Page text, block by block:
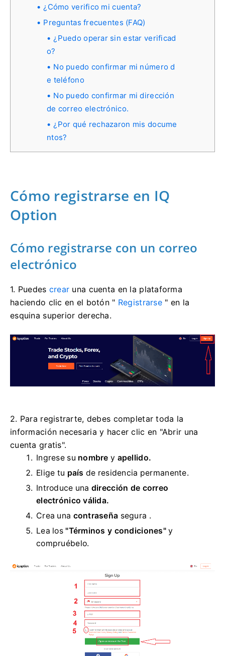
¿Cómo verifico mi cuenta?
Preguntas frecuentes (FAQ)
¿Puedo operar sin estar verificad
o?
No puedo confirmar mi número d
e teléfono
No puedo confirmar mi dirección
de correo electrónico.
¿Por qué rechazaron mis docume
ntos?
Cómo registrarse en IQ
Option
Cómo registrarse con un correo
electrónico
1. Puedes crear una cuenta en la plataforma
haciendo clic en el botón " Registrarse" en la
esquina superior derecha.
2. Para registrarte, debes completar toda la
información necesaria y hacer clic en "Abrir una
cuenta gratis".
Ingrese su nombre y apellido.
Elige tu país de residencia permanente.
Introduce una dirección de correo
electrónico válida.
Crea una contraseña segura .
Lea los"Términos y condiciones"y
compruébelo.